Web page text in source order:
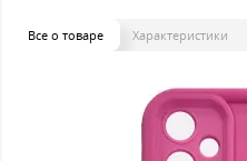
Все о товаре Характеристики